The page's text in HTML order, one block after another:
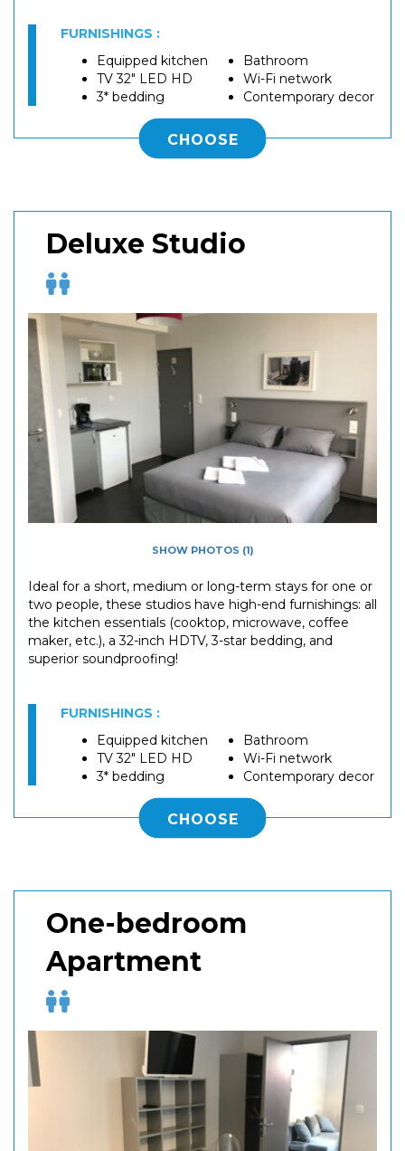
FURNISHINGS :
Equipped kitchen
TV 32" LED HD
3* bedding
Bathroom
Wi-Fi network
Contemporary decor
CHOOSE
Deluxe Studio
SHOW PHOTOS (1)
Ideal for a short, medium or long-term stays for one or
two people, these studios have high-end furnishings: all
the kitchen essentials (cooktop, microwave, coffee
maker, etc.), a 32-inch HDTV, 3-star bedding, and
superior soundproofing!
FURNISHINGS :
Equipped kitchen
TV 32" LED HD
3* bedding
Bathroom
Wi-Fi network
Contemporary decor
CHOOSE
One-bedroom
Apartment